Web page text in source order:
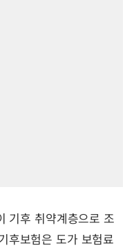
기후 취약계층으로 조
후보험은 도가 보험료